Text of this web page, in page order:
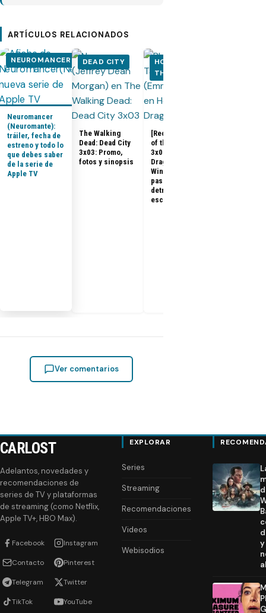
ARTÍCULOS RELACIONADOS
NEUROMANCER
Neuromancer
(Neuromante):
tráiler, fecha de
estreno y todo lo
que debes saber
de la serie de
Apple TV
DEAD CITY
The Walking
Dead: Dead City
3x03: Promo,
fotos y sinopsis
HOUSE OF
THE DRAGON
[Recap] House
of the Dragon
3x07 «The
Dragon in
Winter»: qué
pasó, análisis y
detrás de
escena
Ver comentarios
CARLOST
Adelantos, novedades y
recomendaciones de
series de TV y plataformas
de streaming (como Netflix,
Apple TV+, HBO Max).
Facebook Instagram
Contacto Pinterest
Telegram Twitter
TikTok YouTube
EXPLORAR
Series
Streaming
Recomendaciones
Videos
Webisodios
y